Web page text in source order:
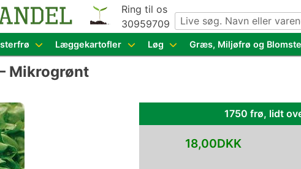
grøntsagsfrø fra hele Europa – få adgang til 1.229
Ring til os
30959709
Læggekartofler Løg Græs, Miljøfrø og
Mikrogrønt
18,00DKK
1750 frø, lidt